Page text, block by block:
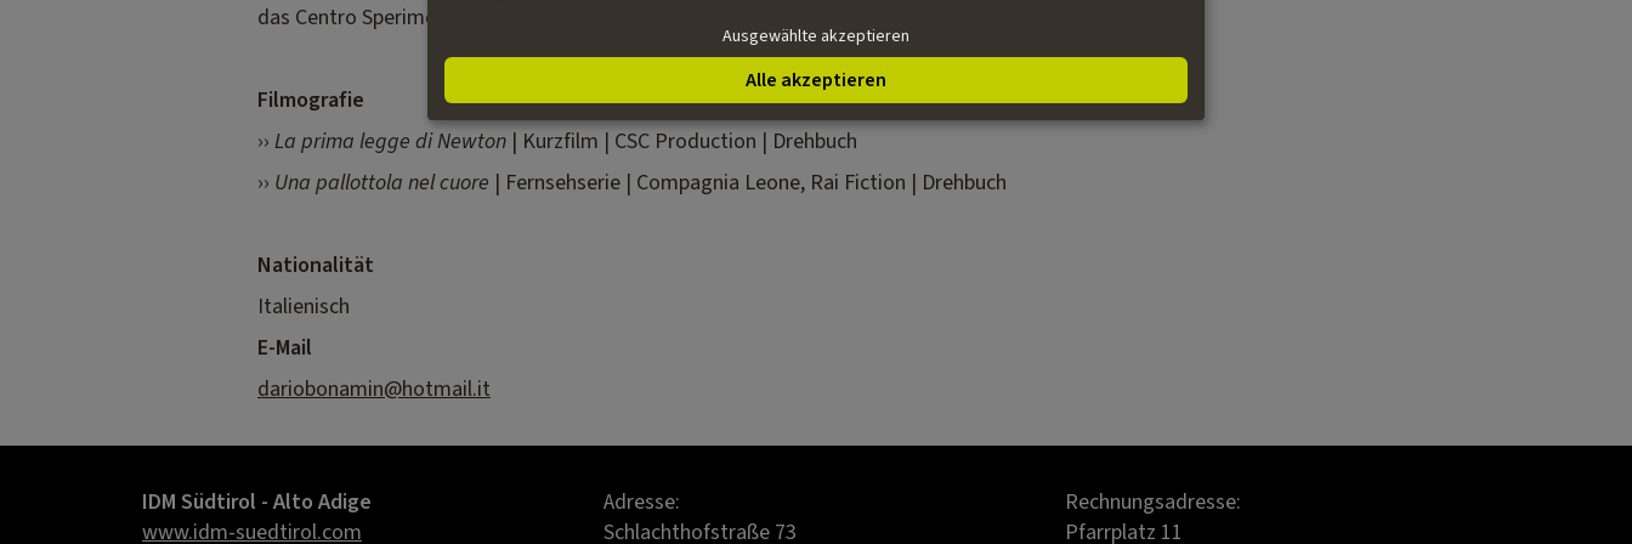
das Centro Sperimentale di Cinematografia in Rom, die Scuola Holden in Turin und Serial Eyes in Berlin.
Filmografie
›› La prima legge di Newton | Kurzfilm | CSC Production | Drehbuch
›› Una pallottola nel cuore | Fernsehserie | Compagnia Leone, Rai Fiction | Drehbuch
Nationalität
Italienisch
E-Mail
dariobonamin@hotmail.it
IDM Südtirol - Alto Adige
www.idm-suedtirol.com
Adresse:
Schlachthofstraße 73
Rechnungsadresse:
Pfarrplatz 11
Ausgewählte akzeptieren
Alle akzeptieren